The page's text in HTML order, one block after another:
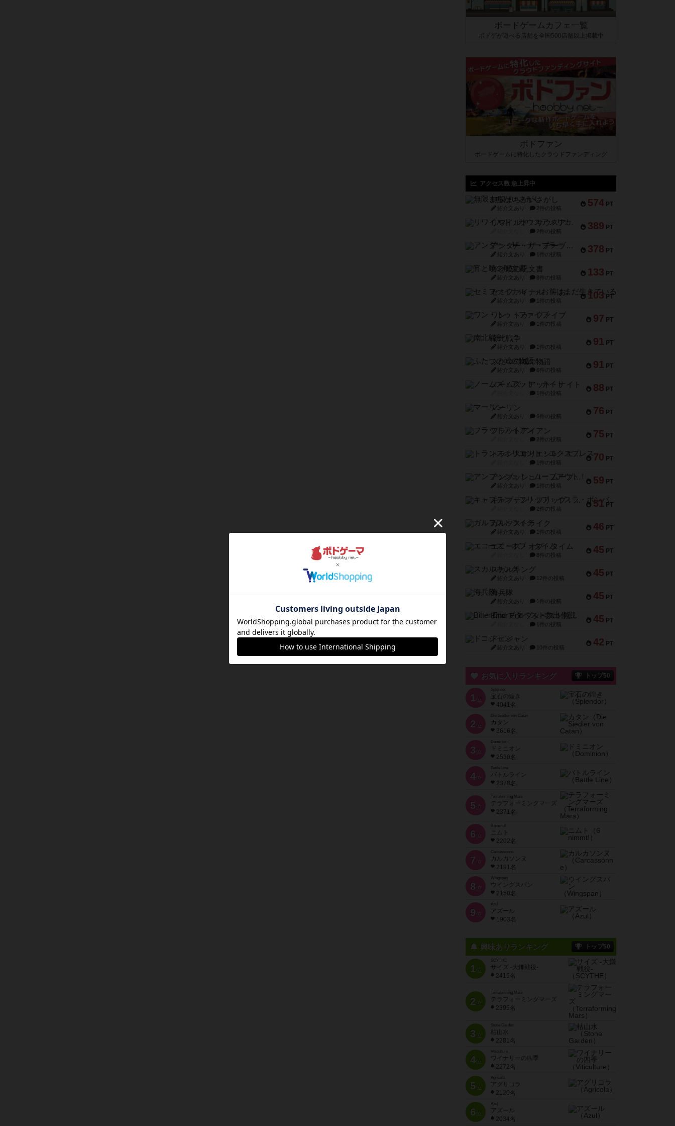
ボードゲームカフェ一覧
ボドゲが遊べる店舗を全国500店舗以上掲載中
ボドファン
ボードゲームに特化したクラウドファンディング
アクセス数 急上昇中
574 PT
無限まちがいさがし
紹介文あり 2件の投稿
389 PT
リワイルド：サウスアメリカ
2件の投稿
378 PT
アンダー・ザ・テーブラー
紹介文あり 1件の投稿
133 PT
宵と暁の呪文書
紹介文あり 8件の投稿
103 PT
セミファイナル ～お前はまだ生きている～
紹介文あり 1件の投稿
97 PT
ワン・トゥ・ファイブ
紹介文あり 1件の投稿
91 PT
南北戦争
紹介文あり 1件の投稿
91 PT
ふたつの城の物語
紹介文あり 6件の投稿
88 PT
ノームズ・アット・ナイト
1件の投稿
76 PT
マーリン
紹介文あり 6件の投稿
75 PT
フラットアイアン
2件の投稿
70 PT
トランスオリエント・エクスプレス
1件の投稿
59 PT
アンブッシュ！：ムーブアウト！
紹介文あり 1件の投稿
51 PT
キャプテン・フリップ：イスラ・ボンバ
2件の投稿
46 PT
ガルフストライク
紹介文あり 1件の投稿
45 PT
エコーズ・オブ・タイム
8件の投稿
45 PT
スカルキング
紹介文あり 12件の投稿
45 PT
海兵隊
紹介文あり 1件の投稿
45 PT
Bitter End ブタペスト救出作戦
1件の投稿
42 PT
ドコジャン
紹介文あり 10件の投稿
お気に入りランキング トップ50
1 位
宝石の煌き
4041名
2 位
Die Siedler von Catan
カタン
3616名
3 位
ドミニオン
2530名
4位
Battle Line
バトルライン
2378名
5 位
Terraforming Mars
テラフォーミングマーズ
2371名
6 位
ニムト
2202名
7 位
Carcassonne
カルカソンヌ
2191名
8 位
Wingspan
ウイングスパン
2150名
9 位
Azul
アズール
1903名
興味ありランキング トップ50
1位
SCYTHE
サイズ -大鎌戦役-
2415名
2位
Terraforming Mars
テラフォーミングマーズ
2395名
3位
Stone Garden
枯山水
2281名
4位
Viticulture
ワイナリーの四季
2272名
5位
Agricola
アグリコラ
2120名
6位
Azul
アズール
2034名